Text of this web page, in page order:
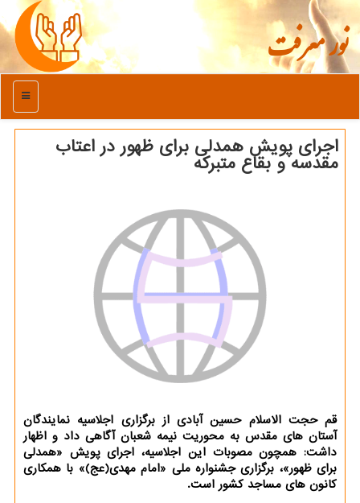
نور معرفت
منو
اجرای پویش همدلی برای ظهور در اعتاب
مقدسه و بقاع متبركه
قم حجت الاسلام حسین آبادی از برگزاری اجلاسیه نمایندگان
آستان های مقدس به محوریت نیمه شعبان آگاهی داد و اظهار
داشت: همچون مصوبات این اجلاسیه، اجرای پویش «همدلی
برای ظهور»، برگزاری جشنواره ملی «امام مهدی(عج)» با همکاری
کانون های مساجد کشور است.